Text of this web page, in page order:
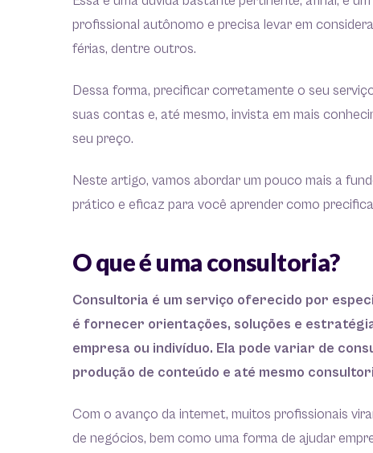
profissional autônomo e precisa levar em
férias, dentre outros.
Dessa forma, precificar corretamente o seu
suas contas e, até mesmo, invista em mais
seu preço.
Neste artigo, vamos abordar um pouco mais a
prático e eficaz para você aprender como
O que é uma consultoria?
Consultoria é um serviço oferecido por
é fornecer orientações, soluções e
empresa ou indivíduo. Ela pode variar de
produção de conteúdo e até mesmo
Com o avanço da internet, muitos profissionais
de negócios, bem como uma forma de ajudar